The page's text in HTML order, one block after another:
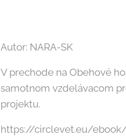
Autor: NARA-SK
V prechode na Obehové
samotnom vzdelávacom
projektu.
https://circlevet.eu/